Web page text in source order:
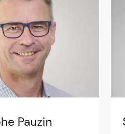
Pauzin